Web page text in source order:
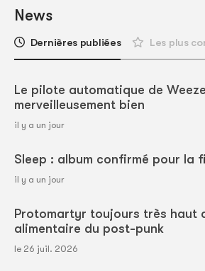
News
Dernières publiées Les plus
Le pilote automatique de
merveilleusement bien
il y a un jour
Sleep : album confirmé pour la
il y a un jour
Protomartyr toujours très haut
alimentaire du post-punk
le 26 juil. 2026